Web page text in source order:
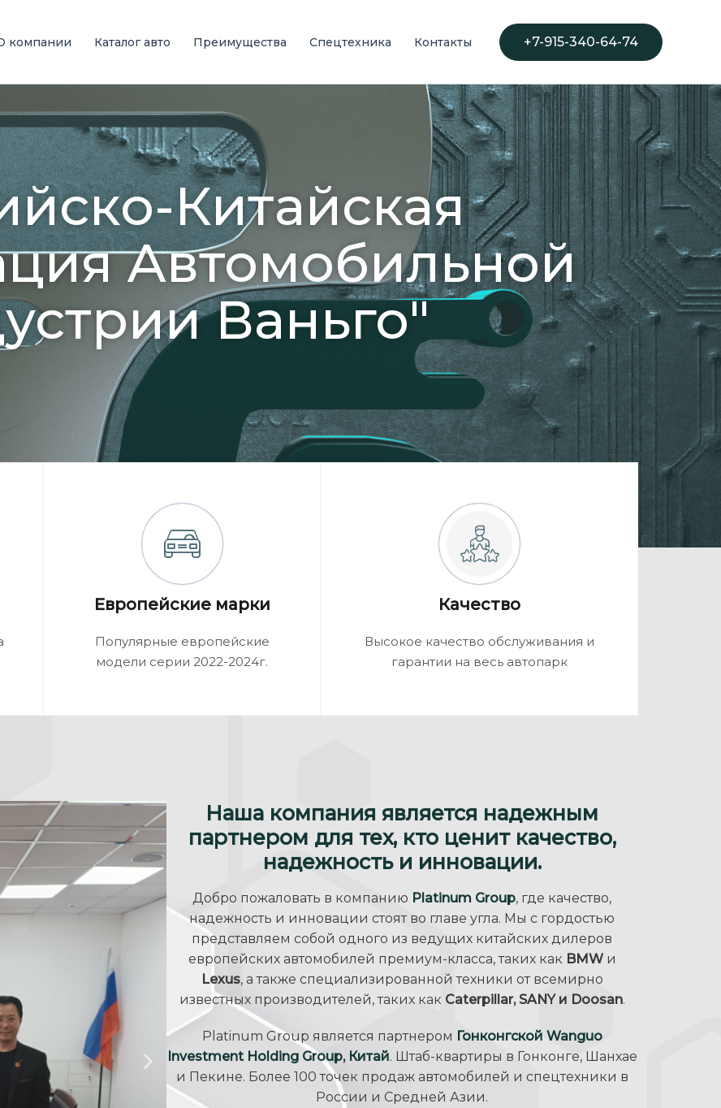
компании Каталог авто Преимущества Спецтехника Контакты +7-915-340-64-74
Китайская
Автомобильной
Ваньго"
Европейские марки
Популярные европейские
модели серии 2022-2024г.
Качество
Высокое качество обслуживания и
гарантии на весь автопарк
Наша компания является надежным
партнером для тех, кто ценит качество,
надежность и инновации.​
Добро пожаловать в компанию Platinum Group, где качество,
надежность и инновации стоят во главе угла. Мы с гордостью
представляем собой одного из ведущих китайских дилеров
европейских автомобилей премиум-класса, таких как BMWи
Lexus, а также специализированной техники от всемирно
известных производителей, таких как Caterpillar, SANY и Doosan.
Platinum Group является партнером Гонконгской Wanguo
Investment Holding Group, Китай. Штаб-квартиры в Гонконге, Шанхае
и Пекине. Более 100 точек продаж автомобилей и спецтехники в
России и Средней Азии.